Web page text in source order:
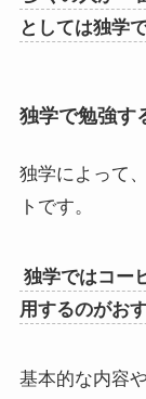
としては独学
独学で勉強す
独学によって
トです。
独学ではコー
用するのがおす
基本的な内容